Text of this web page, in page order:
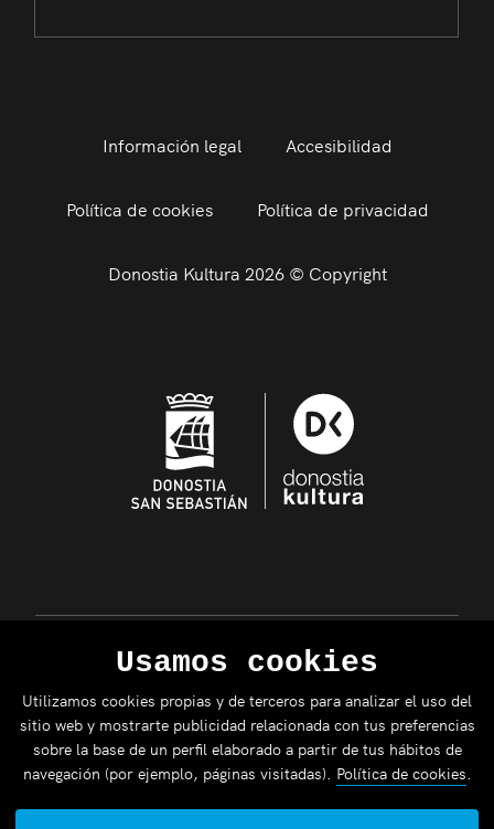
Información legal Accesibilidad
Política de cookies Política de privacidad
Donostia Kultura 2026 © Copyright
Usamos cookies
Utilizamos cookies propias y de terceros para analizar el uso del
sitio web y mostrarte publicidad relacionada con tus preferencias
sobre la base de un perfil elaborado a partir de tus hábitos de
navegación (por ejemplo, páginas visitadas). Política de cookies.